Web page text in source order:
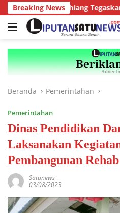
Langsung
ke
konten
Breaking News
Kepahiang Tegaskan
Beranda Pemerintahan
Pemerintahan
Dinas Pendidikan
Laksanakan
Pembangunan
Satunews
03/08/2023